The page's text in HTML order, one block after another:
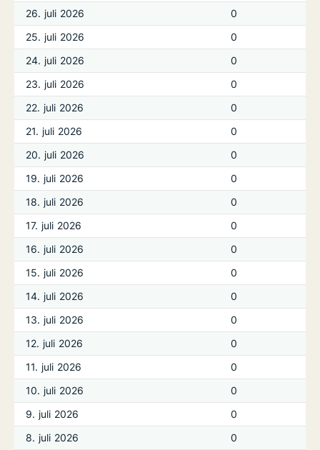
26. juli 2026
0
25. juli 2026
0
24. juli 2026
0
23. juli 2026
0
22. juli 2026
0
21. juli 2026
0
20. juli 2026
0
19. juli 2026
0
18. juli 2026
0
17. juli 2026
0
16. juli 2026
0
15. juli 2026
0
14. juli 2026
0
13. juli 2026
0
12. juli 2026
0
11. juli 2026
0
10. juli 2026
0
9. juli 2026
0
8. juli 2026
0